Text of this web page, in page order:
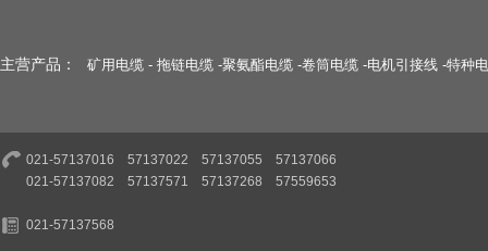
主营产品： 矿用电缆 - 拖链电缆 -聚氨酯电缆 -卷筒电缆 -电机引接线 -特种
021-57137016 57137022 57137055 57137066
021-57137082 57137571 57137268 57559653
021-57137568